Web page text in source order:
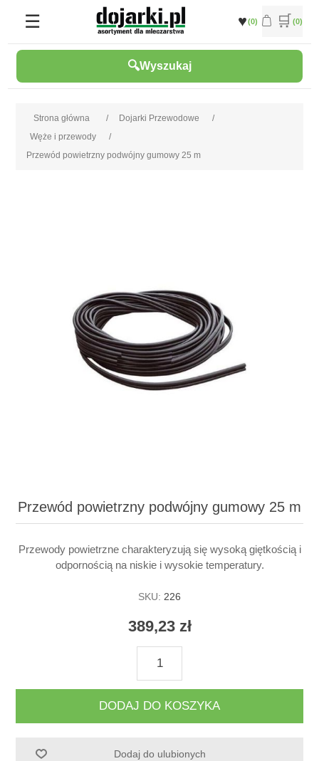
(0) (0)
Wyszukaj
Strona główna / Dojarki Przewodowe
/
Węże i przewody
/
Przewód powietrzny podwójny gumowy 25 m
Przewód powietrzny podwójny gumowy 25 m
Przewody powietrzne charakteryzują się wysoką giętkością i
odpornością na niskie i wysokie temperatury.
SKU: 226
389,23 zł
DODAJ DO KOSZYKA
Dodaj do ulubionych